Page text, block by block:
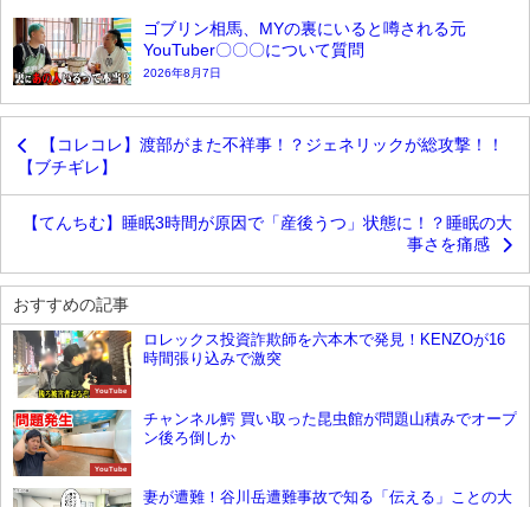
ゴブリン相馬、MYの裏にいると噂される元
YouTuber〇〇〇について質問
2026年8月7日
【コレコレ】渡部がまた不祥事！？ジェネリックが総攻撃！！
【ブチギレ】
【てんちむ】睡眠3時間が原因で「産後うつ」状態に！？睡眠の大
事さを痛感
おすすめの記事
YouTube
ロレックス投資詐欺師を六本木で発見！KENZOが16
時間張り込みで激突
YouTube
チャンネル鰐 買い取った昆虫館が問題山積みでオープ
ン後ろ倒しか
妻が遭難！谷川岳遭難事故で知る「伝える」ことの大